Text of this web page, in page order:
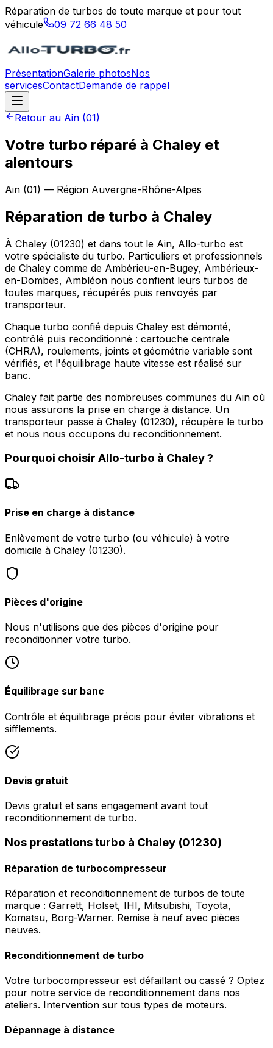
Réparation de turbos de toute marque et pour tout
véhicule
09 72 66 48 50
PrésentationGalerie photosNos
servicesContactDemande de rappel
Retour au Ain (01)
Votre turbo réparé à Chaley et
alentours
Ain (01) — Région Auvergne-Rhône-Alpes
Réparation de turbo à Chaley
À Chaley (01230) et dans tout le Ain, Allo-turbo est
votre spécialiste du turbo. Particuliers et professionnels
de Chaley comme de Ambérieu-en-Bugey, Ambérieux-
en-Dombes, Ambléon nous confient leurs turbos de
toutes marques, récupérés puis renvoyés par
transporteur.
Chaque turbo confié depuis Chaley est démonté,
contrôlé puis reconditionné : cartouche centrale
(CHRA), roulements, joints et géométrie variable sont
vérifiés, et l'équilibrage haute vitesse est réalisé sur
banc.
Chaley fait partie des nombreuses communes du Ain où
nous assurons la prise en charge à distance. Un
transporteur passe à Chaley (01230), récupère le turbo
et nous nous occupons du reconditionnement.
Pourquoi choisir Allo-turbo à Chaley?
Prise en charge à distance
Enlèvement de votre turbo (ou véhicule) à votre
domicile à Chaley (01230).
Pièces d'origine
Nous n'utilisons que des pièces d'origine pour
reconditionner votre turbo.
Équilibrage sur banc
Contrôle et équilibrage précis pour éviter vibrations et
sifflements.
Devis gratuit
Devis gratuit et sans engagement avant tout
reconditionnement de turbo.
Nos prestations turbo à Chaley (01230)
Réparation de turbocompresseur
Réparation et reconditionnement de turbos de toute
marque : Garrett, Holset, IHI, Mitsubishi, Toyota,
Komatsu, Borg-Warner. Remise à neuf avec pièces
neuves.
Reconditionnement de turbo
Votre turbocompresseur est défaillant ou cassé ? Optez
pour notre service de reconditionnement dans nos
ateliers. Intervention sur tous types de moteurs.
Dépannage à distance